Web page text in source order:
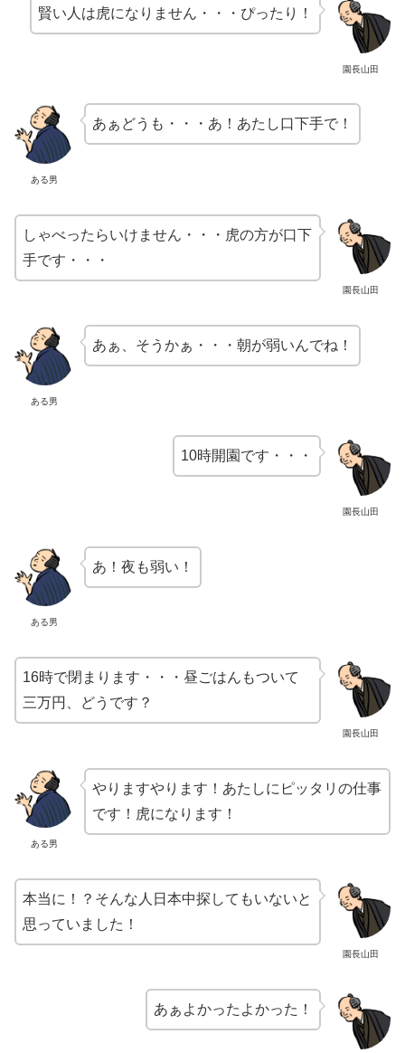
園長山田
賢い人は虎になりません・・・ぴったり！
ある男
あぁどうも・・・あ！あたし口下手で！
園長山田
しゃべったらいけません・・・虎の方が口下
手です・・・
ある男
あぁ、そうかぁ・・・朝が弱いんでね！
園長山田
10時開園です・・・
ある男
あ！夜も弱い！
園長山田
16時で閉まります・・・昼ごはんもついて
三万円、どうです？
ある男
やりますやります！あたしにピッタリの仕事
です！虎になります！
園長山田
本当に！？そんな人日本中探してもいないと
思っていました！
あぁよかったよかった！